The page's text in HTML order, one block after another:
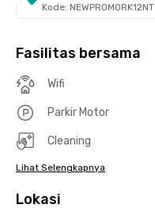
Kode: NEWPROMORK12NT
Fasilitas bersama
Wifi
Parkir Motor
Cleaning
Lihat Selengkapnya
Lokasi